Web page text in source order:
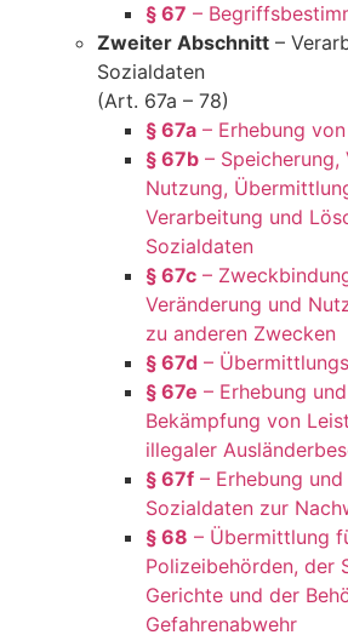
§ 67 –
Zweiter Abschnitt –
Sozialdaten
(Art. 67a – 78)
§ 67a – Erhebung
§ 67b – Speicherung,
Nutzung,
Verarbeitung und
Sozialdaten
§ 67c –
Veränderung und
zu anderen Zwecken
§ 67d –
§ 67e – Erhebung
Bekämpfung von
illegaler
§ 67f – Erhebung
Sozialdaten zur
§ 68 – Übermittlung
Polizeibehörden, der
Gerichte und der
Gefahrenabwehr